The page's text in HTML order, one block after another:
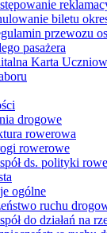
biletu
przewozu
pasażera
Karta
drogowe
rowerowa
rowerowe
ds. polityki
ogólne
ruchu
do działań na